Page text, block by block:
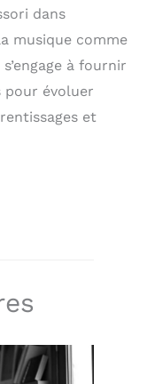
dans
musique comme
à fournir
pour évoluer
et